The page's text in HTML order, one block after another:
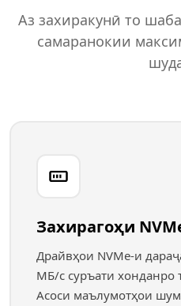
Аз захиракунӣ то
самаранокии
Захирагоҳи
Драйвҳои NVMe-и
МБ/с суръати хонданро
Асоси маълумотҳои